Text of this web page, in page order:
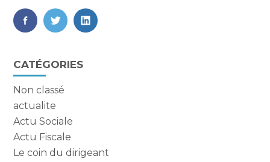
FaceBook
TwitterLinkedIn
Blog
sidebar
CATÉGORIES
Non classé
actualite
Actu Sociale
Actu Fiscale
Le coin du dirigeant